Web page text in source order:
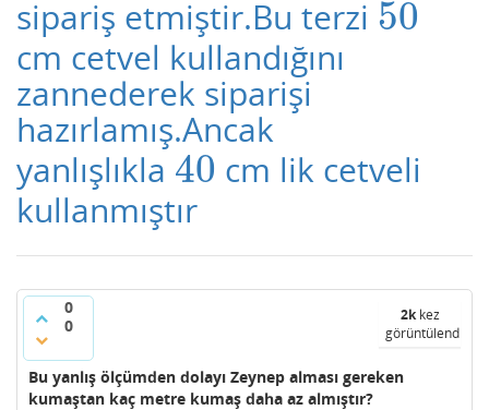
sipariş etmiştir.Bu terzi 50
50
cm cetvel kullandığını
zannederek siparişi
hazırlamış.Ancak
yanlışlıkla 40
40 cm lik cetveli
kullanmıştır
0
0
2kkez
görüntülendi
Bu yanlış ölçümden dolayı Zeynep alması gereken
kumaştan kaç metre kumaş daha az almıştır?